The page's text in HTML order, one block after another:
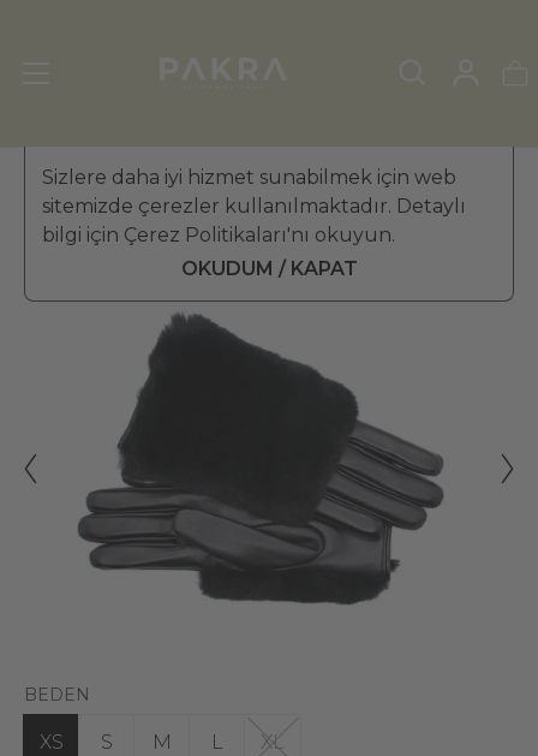
Sizlere daha iyi hizmet sunabilmek için web
sitemizde çerezler kullanılmaktadır. Detaylı
bilgi için Çerez Politikaları'nı okuyun.
OKUDUM / KAPAT
KADIN DERİ ELDİVEN »KÜRKLÜ ELDİVEN
PΛKRΛ
Fourrure Gerçek Kürklü Kadın
Deri Eldiven (Siyah)
BEDEN
XS S M L XL